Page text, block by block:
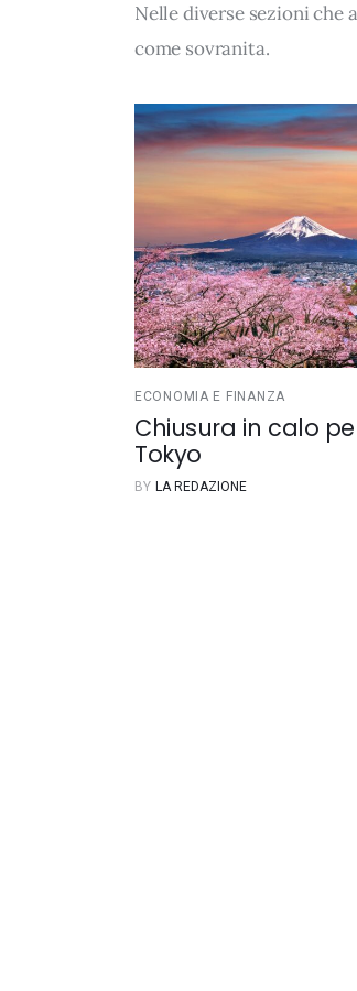
Nelle diverse sezioni che
come sovranita.
ECONOMIA E FINANZA
Chiusura in calo
Tokyo
BY LA REDAZIONE